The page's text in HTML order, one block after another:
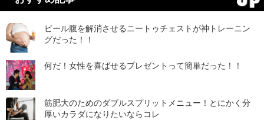
ビール腹を解消させるニートゥチェストが神トレーニン
グだった！！
何だ！女性を喜ばせるプレゼントって簡単だった！！
筋肥大のためのダブルスプリットメニュー！とにかく分
厚いカラダになりたいならコレ